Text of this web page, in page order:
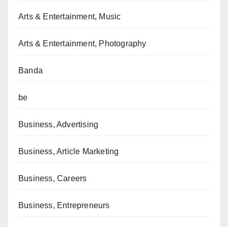
Arts & Entertainment, Music
Arts & Entertainment, Photography
Banda
be
Business, Advertising
Business, Article Marketing
Business, Careers
Business, Entrepreneurs